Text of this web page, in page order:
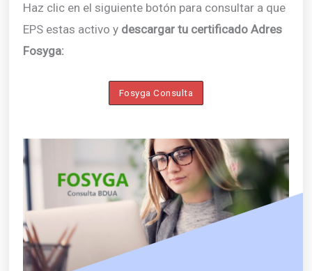
Haz clic en el siguiente botón para consultar a que
EPS estas activo y descargar tu certificado Adres
Fosyga:
Fosyga Consulta